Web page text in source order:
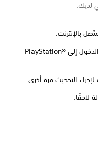
لديك.
بالإنترنت.
ابدأ تشغيل اللعبة مرة أخرى، ثم سجل الدخول إلى PlayStation®‎
التحديث مرة أخرى.
لاحقًا.